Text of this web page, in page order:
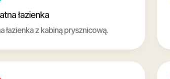
łazienka
łazienka z kabiną prysznicową.